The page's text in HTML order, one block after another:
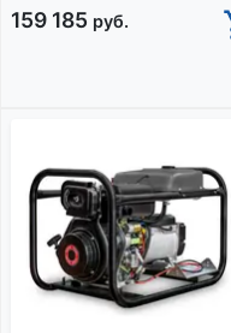
159 185 руб.